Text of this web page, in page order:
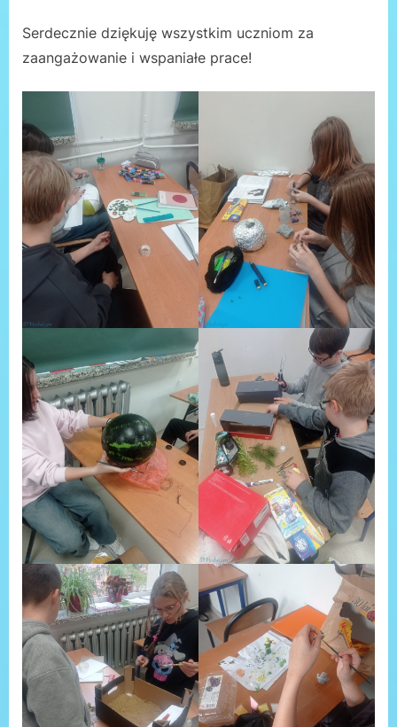
Serdecznie dziękuję wszystkim uczniom za
zaangażowanie i wspaniałe prace!